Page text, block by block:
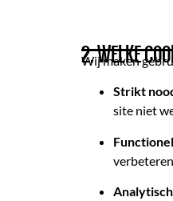
2. WELKE
Wij maken
Strikt
site niet